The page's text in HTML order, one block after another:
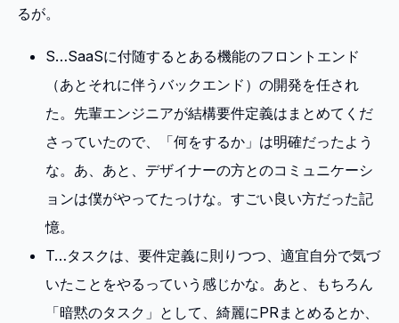
るが。
S…SaaSに付随するとある機能のフロントエンド
（あとそれに伴うバックエンド）の開発を任され
た。先輩エンジニアが結構要件定義はまとめてくだ
さっていたので、「何をするか」は明確だったよう
な。あ、あと、デザイナーの方とのコミュニケーシ
ョンは僕がやってたっけな。すごい良い方だった記
憶。
T…タスクは、要件定義に則りつつ、適宜自分で気づ
いたことをやるっていう感じかな。あと、もちろん
「暗黙のタスク」として、綺麗にPRまとめるとか、